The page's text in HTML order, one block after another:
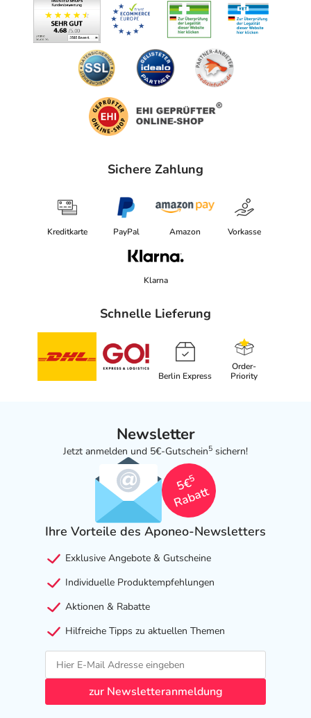
Sichere Zahlung
Kreditkarte PayPal Amazon Vorkasse
Klarna
Schnelle Lieferung
Berlin Express
Order-
Priority
Newsletter
Jetzt anmelden und 5€-Gutschein5 sichern!
5€
5
Rabatt
Ihre Vorteile des Aponeo-Newsletters
Exklusive Angebote & Gutscheine
Individuelle Produktempfehlungen
Aktionen & Rabatte
Hilfreiche Tipps zu aktuellen Themen
zur Newsletteranmeldung